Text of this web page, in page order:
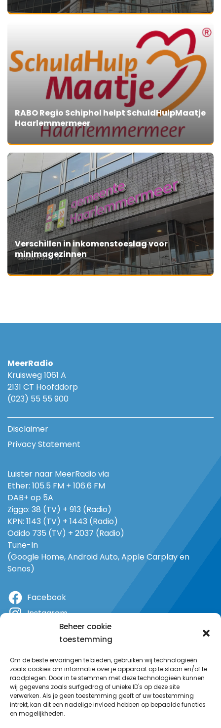
Beheer cookie
toestemming
Om de beste ervaringen te bieden, gebruiken wij technologieën
zoals cookies om informatie over je apparaat op te slaan en/of te
raadplegen. Door in te stemmen met deze technologieën kunnen
wij gegevens zoals surfgedrag of unieke ID's op deze site
verwerken. Als je geen toestemming geeft of uw toestemming
intrekt, kan dit een nadelige invloed hebben op bepaalde functies
en mogelijkheden.
RABO Regio Schiphol helpt SchuldHulpMaatje
Haarlemmermeer
Verschillen in inkomenstoeslag voor
minimagezinnen
MeerRadio
Kruisweg 1061 A
2131 CT Hoofddorp
(023) 55 55 900
Disclaimer
Privacy Statement
Luister naar MeerRadio via
Ether: 105.5 FM + 106.6 FM
DAB+ op 5A
Ziggo: 38 (TV) + 913 (Radio)
KPN: 1143 (TV) + 1443 (Radio)
Odido 735 (TV) + 2037 (Radio)
Tune-In
(Google Home, Android Auto, Apple Carplay en
Sonos)
Facebook
Instagram
YouTube